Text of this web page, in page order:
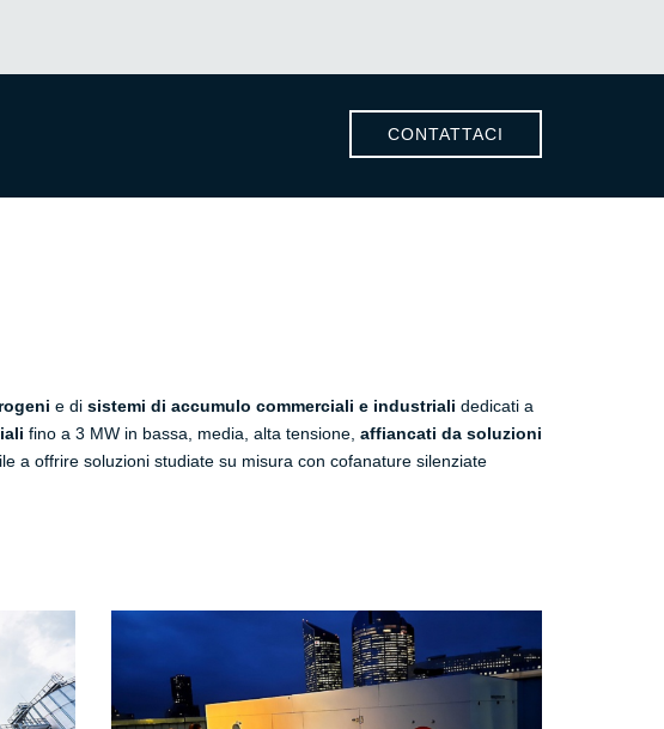
CONTATTACI
e di sistemi di accumulo commerciali e industriali dedicati a
fino a 3 MW in bassa, media, alta tensione, affiancati da soluzioni
a offrire soluzioni studiate su misura con cofanature silenziate